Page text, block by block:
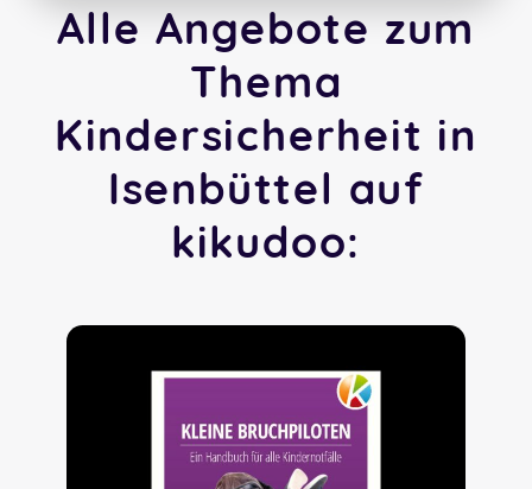
Alle Angebote zum
Thema
Kindersicherheit in
Isenbüttel auf
kikudoo: